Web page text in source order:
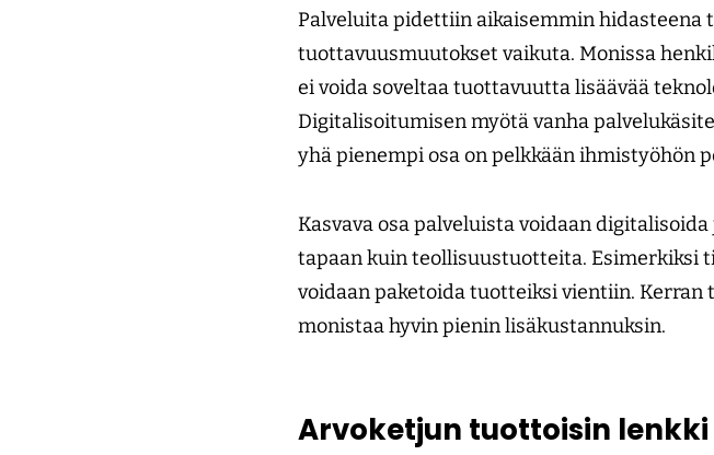
Palveluita pidettiin aikaisemmin hidasteena
tuottavuusmuutokset vaikuta. Monissa
ei voida soveltaa tuottavuutta lisäävää
Digitalisoitumisen myötä vanha
yhä pienempi osa on pelkkään ihmistyöhön
Kasvava osa palveluista voidaan
tapaan kuin teollisuustuotteita. Esimerkiksi
voidaan paketoida tuotteiksi vientiin.
monistaa hyvin pienin lisäkustannuksin.
Arvoketjun tuottoisin lenkki